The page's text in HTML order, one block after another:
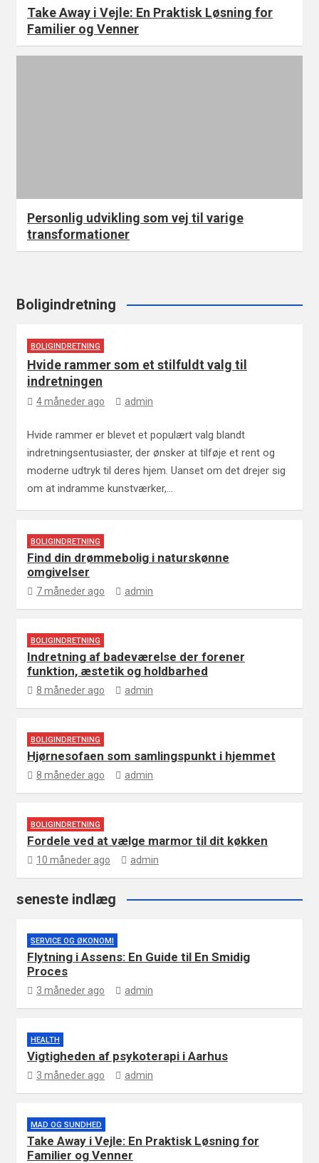
Take Away i Vejle: En Praktisk Løsning for
Familier og Venner
Personlig udvikling som vej til varige
transformationer
Boligindretning
BOLIGINDRETNING
Hvide rammer som et stilfuldt valg til
indretningen
4 måneder ago admin
Hvide rammer er blevet et populært valg blandt
indretningsentusiaster, der ønsker at tilføje et rent og
moderne udtryk til deres hjem. Uanset om det drejer sig
om at indramme kunstværker,…
BOLIGINDRETNING
Find din drømmebolig i naturskønne
omgivelser
7 måneder ago admin
BOLIGINDRETNING
Indretning af badeværelse der forener
funktion, æstetik og holdbarhed
8 måneder ago admin
BOLIGINDRETNING
Hjørnesofaen som samlingspunkt i hjemmet
8 måneder ago admin
BOLIGINDRETNING
Fordele ved at vælge marmor til dit køkken
10 måneder ago admin
seneste indlæg
SERVICE OG ØKONOMI
Flytning i Assens: En Guide til En Smidig
Proces
3 måneder ago admin
HEALTH
Vigtigheden af psykoterapi i Aarhus
3 måneder ago admin
MAD OG SUNDHED
Take Away i Vejle: En Praktisk Løsning for
Familier og Venner